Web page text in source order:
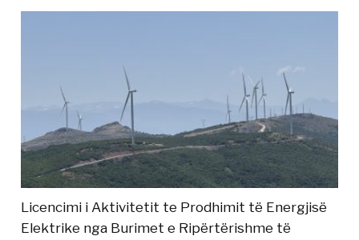
Licencimi i Aktivitetit te Prodhimit të Energjisë
Elektrike nga Burimet e Ripërtërishme të